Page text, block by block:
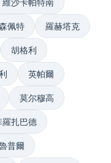
佩特 羅赫塔克
胡格利
英帕爾
莫尔穆高
羅扎巴德
普爾